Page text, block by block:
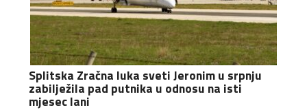
Splitska Zračna luka sveti Jeronim u srpnju
zabilježila pad putnika u odnosu na isti
mjesec lani